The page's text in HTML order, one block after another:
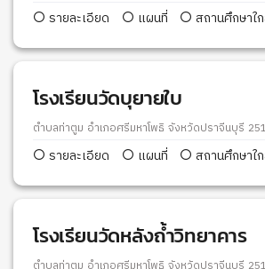
รายละเอียด แผนที่ สถานศึกษาใ
โรงเรียนวัดบุยายใบ
ตำบลท่าตูม อำเภอศรีมหาโพธิ จังหวัดปราจีนบุรี
รายละเอียด แผนที่ สถานศึกษาใ
โรงเรียนวัดหลังถ้ำวิทยาคาร